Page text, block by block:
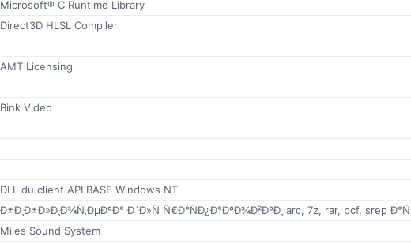
Microsoft® C Runtime Library
Direct3D HLSL Compiler
AMT Licensing
Bink Video
DLL du client API BASE Windows NT
Miles Sound System